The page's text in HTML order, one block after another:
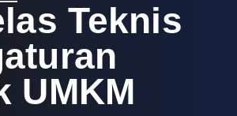
Teknis
UMKM